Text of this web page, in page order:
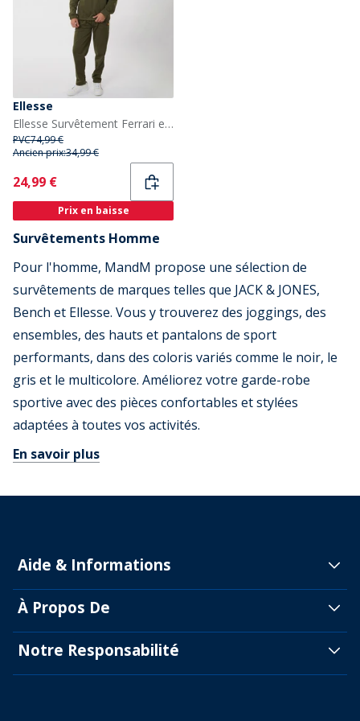
Ellesse
Ellesse Survêtement Ferrari en poly Homme kaki
PVC74,99 €
Ancien prix:34,99 €
Current
24,99 €
Prix en baisse
Survêtements Homme
Pour l'homme, MandM propose une sélection de
survêtements de marques telles que JACK & JONES,
Bench et Ellesse. Vous y trouverez des joggings, des
ensembles, des hauts et pantalons de sport
performants, dans des coloris variés comme le noir, le
gris et le multicolore. Améliorez votre garde-robe
sportive avec des pièces confortables et stylées
adaptées à toutes vos activités.
En savoir plus
Aide & Informations
À Propos De
Notre Responsabilité